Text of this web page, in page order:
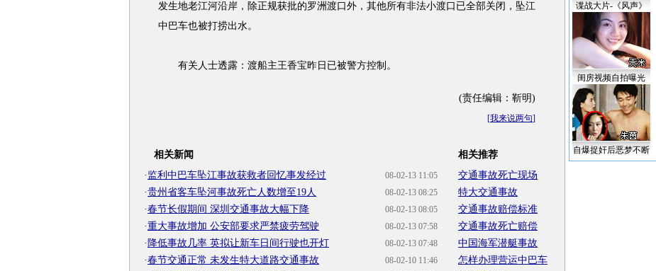
发生地老江河沿岸，除正规获批的罗洲渡口外，其他所有非法小渡口已全部关闭，坠江
中巴车也被打捞出水。
有关人士透露：渡船主王香宝昨日已被警方控制。
(责任编辑：靳明)
[我来说两句]
相关新闻
08-02-13 11:05
· 监利中巴车坠江事故获救者回忆事发经过
08-02-13 08:25
·贵州省客车坠河事故死亡人数增至19人
08-02-13 08:05
·春节长假期间 深圳交通事故大幅下降
08-02-13 07:58
·重大事故增加 公安部要求严禁疲劳驾驶
08-02-13 07:48
· 降低事故几率 英拟让新车日间行驶也开灯
08-02-10 11:46
·春节交通正常 未发生特大道路交通事故
相关推荐
交通事故死亡现场
特大交通事故
交通事故赔偿标准
交通事故死亡赔偿
中国海军潜艇事故
怎样办理营运中巴车
谍战大片-《风声》
闺房视频自拍曝光
自爆捉奸后恶梦不断